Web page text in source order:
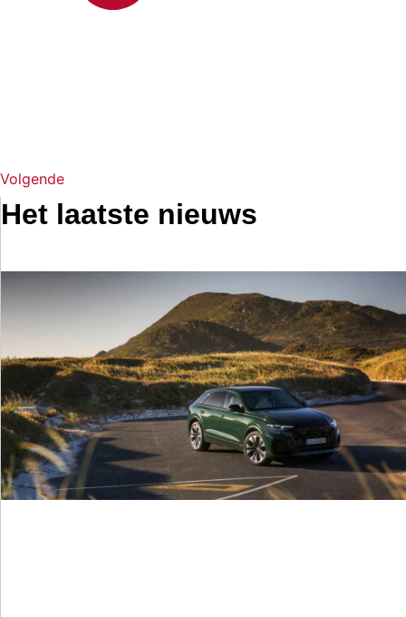
Volgende
Het laatste nieuws